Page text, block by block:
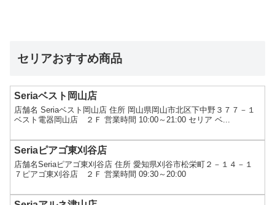
セリアおすすめ商品
Seriaベスト岡山店
店舗名 Seriaベスト岡山店 住所 岡山県岡山市北区下中野３７７－１
ベスト電器岡山店 ２Ｆ 営業時間 10:00～21:00 セリア ベ...
Seriaピアゴ東刈谷店
店舗名Seriaピアゴ東刈谷店 住所 愛知県刈谷市松栄町２－１４－１
７ピアゴ東刈谷店 ２Ｆ 営業時間 09:30～20:00